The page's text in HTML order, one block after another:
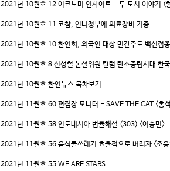
2021년 10월호 12 이코노미 인사이트 - 두 도시 이야기 <
2021년 10월호 11 코참, 인니정부에 의료장비 기증
2021년 10월호 10 한인회, 외국인 대상 민간주도 백신접
2021년 10월호 8 신성철 논설위원 칼럼 탄소중립시대 한
2021년 10월호 한인뉴스 목차보기
2021년 11월호 60 편집장 모니터 - SAVE THE CAT <홍
2021년 11월호 58 인도네시아 법률해설 (303) <이승민>
2021년 11월호 56 음식물쓰레기 효율적으로 버리자 <조웅
2021년 11월호 55 WE ARE STARS